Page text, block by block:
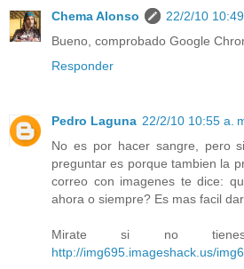
Chema Alonso
22/2/10 10:49
Bueno, comprobado Google
Responder
Pedro Laguna 22/2/10 10:55 a.
No es por hacer sangre, pero
preguntar es porque tambien la
correo con imagenes te dice:
ahora o siempre? Es mas facil
Mirate si no
http://img695.imageshack.us/